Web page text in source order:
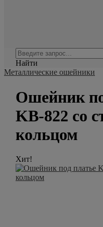
Найти
Металлические ошейники
Ошейник
KB-822 со
кольцом
Хит!